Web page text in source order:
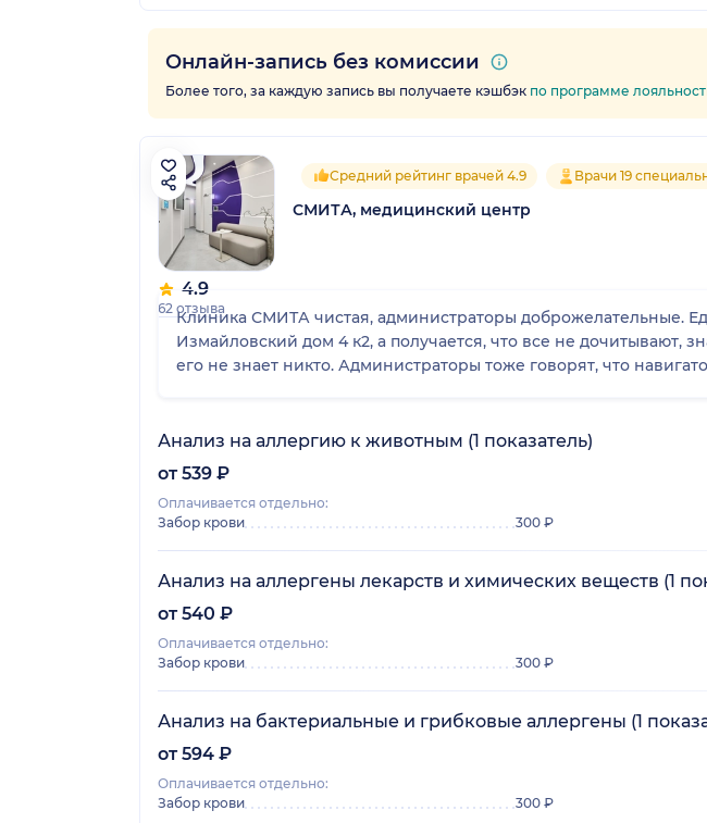
Онлайн-запись без комиссии
Более того, за каждую запись вы получаете кэшбэк по программе
4.9
62 отзыва
Средний рейтинг врачей 4.9 Врачи 19
СМИТА, медицинский центр
Клиника СМИТА чистая, администраторы доброжелательные.
Измайловский дом 4 к2, а получается, что все не дочитывают,
его не знает никто. Администраторы тоже говорят, что
Анализ на аллергию к животным (1 показатель)
от 539 ₽
Оплачивается отдельно:
Забор крови
300 ₽
Анализ на аллергены лекарств и химических веществ (1
от 540 ₽
Оплачивается отдельно:
Забор крови
300 ₽
Анализ на бактериальные и грибковые аллергены (1
от 594 ₽
Оплачивается отдельно:
Забор крови
300 ₽